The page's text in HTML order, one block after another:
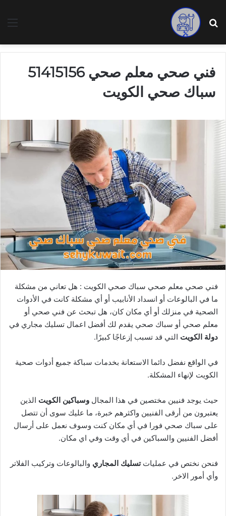
بحث عن
فني صحي معلم صحي 51415156
سباك صحي الكويت
فني صحي معلم صحي سباك صحي الكويت : هل تعاني من مشكلة
ما في البالوعات أو انسداد الأنابيب أو أي مشكلة كانت في الأدوات
الصحية في منزلك أو أي مكان كان، هل تبحث عن فني صحي أو
معلم صحي أو سباك صحي يقدم لك أفضل اعمال تسليك مجاري في
دولة الكويت التي قد تسبب إزعاجًا كبيرًا.
في الواقع نفضل دائما الاستعانة بخدمات سباكة جميع أدوات صحية
الكويت لإنهاء المشكلة.
حيث يوجد فنيين مختصين في هذا المجال وسباكين الكويت الذين
يعتبرون من أرقى الفنيين واكثرهم خبرة، ما عليك سوى أن تتصل
على سباك صحي فورا في أي مكان كنت وسوف نعمل على أرسال
أفضل الفنيين والسباكين في أي وقت وفي اي مكان.
فنحن نختص في عملياتتسليك المجاري والبالوعات وتركيب الفلاتر
وأي أمور الاخر.